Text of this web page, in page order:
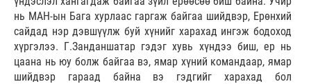
нь МАН-ын Бага хурлаас гаргаж байгаа шийдвэр, Ерөнхий
сайдад нэр дэвшүүлж буй хүнийг харахад ингэж бодоход
хүргэлээ. Г.Занданшатар гэдэг хувь хүндээ биш, ер нь
цаана нь юу болж байгаа вэ, ямар хүний командаар, ямар
шийдвэр гараад байна вэ гэдгийг харахад бол